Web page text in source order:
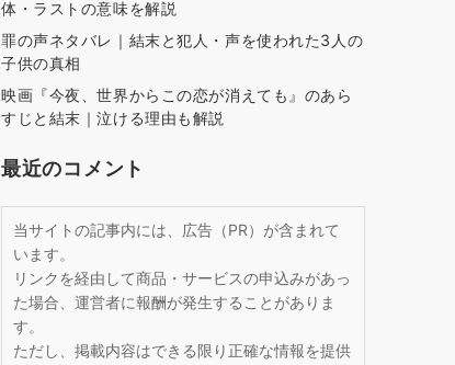
体・ラストの意味を解説
罪の声ネタバレ｜結末と犯人・声を使われた3人の
子供の真相
映画『今夜、世界からこの恋が消えても』のあら
すじと結末｜泣ける理由も解説
最近のコメント
当サイトの記事内には、広告（PR）が含まれて
います。
リンクを経由して商品・サービスの申込みがあっ
た場合、運営者に報酬が発生することがありま
す。
ただし、掲載内容はできる限り正確な情報を提供